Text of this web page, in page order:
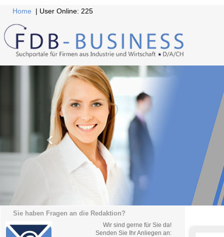
Home | User Online: 225
Sie haben Fragen an die Redaktion?
Wir sind gerne für Sie da!
Senden Sie Ihr Anliegen an: